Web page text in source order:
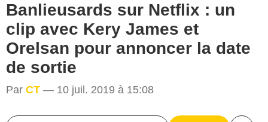
Banlieusards sur Netflix : un
clip avec Kery James et
Orelsan pour annoncer la date
de sortie
Par CT — 10 juil. 2019 à 15:08